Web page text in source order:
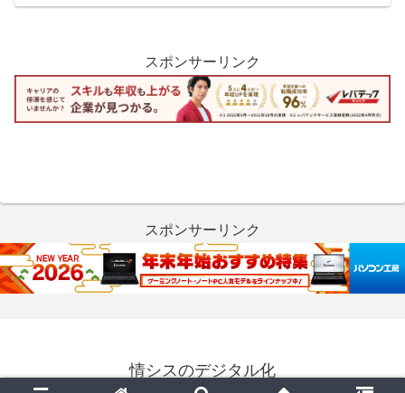
スポンサーリンク
スポンサーリンク
情シスのデジタル化